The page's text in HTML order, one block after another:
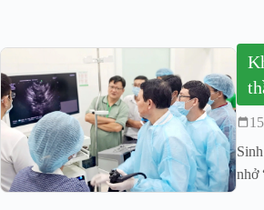
nhở